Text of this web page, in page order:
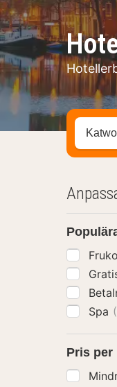
Sök
Spa
Pris per